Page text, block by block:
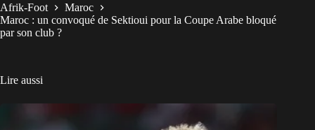
Afrik-Foot
Maroc
Maroc : un convoqué de Sektioui pour la Coupe Arabe bloqué
par son club ?
Lire aussi